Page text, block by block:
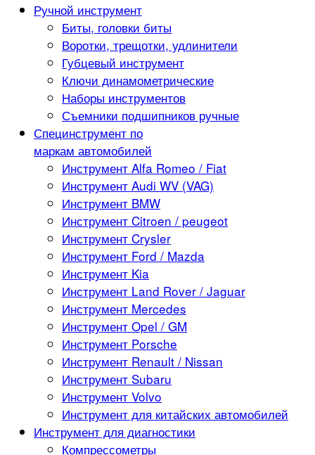
Ручной инструмент
Биты, головки биты
Воротки, трещотки, удлинители
Губцевый инструмент
Ключи динамометрические
Наборы инструментов
Съемники подшипников ручные
Специнструмент по
маркам автомобилей
Инструмент Alfa Romeo / Fiat
Инструмент Audi WV (VAG)
Инструмент BMW
Инструмент Citroen / peugeot
Инструмент Crysler
Инструмент Ford / Mazda
Инструмент Kia
Инструмент Land Rover / Jaguar
Инструмент Mercedes
Инструмент Opel / GM
Инструмент Porsche
Инструмент Renault / Nissan
Инструмент Subaru
Инструмент Volvo
Инструмент для китайских автомобилей
Инструмент для диагностики
Компрессометры